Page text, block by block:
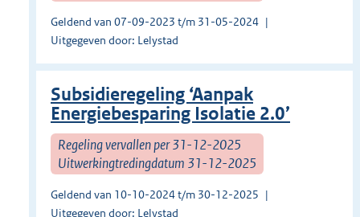
Geldend van 07-09-2023 t/m 31-05-2024
Uitgegeven door: Lelystad
Subsidieregeling ‘Aanpak
Energiebesparing Isolatie 2.0’
Regeling vervallen per 31-12-2025
Uitwerkingtredingdatum 31-12-2025
Geldend van 10-10-2024 t/m 30-12-2025
Uitgegeven door: Lelystad